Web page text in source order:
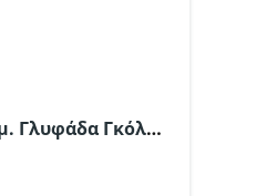
Γλυφάδα Γκόλφ,